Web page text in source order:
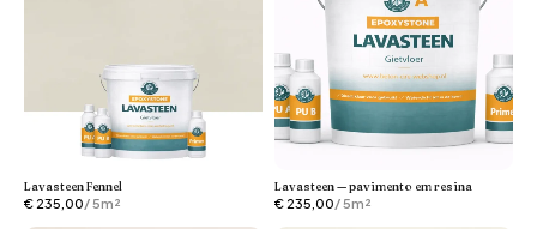
Lavasteen Fennel
€ 235,00/ 5m²
Lavasteen — pavimento em resina
€ 235,00/ 5m²